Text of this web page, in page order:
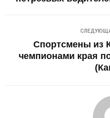
Спортсмены из
чемпионами края